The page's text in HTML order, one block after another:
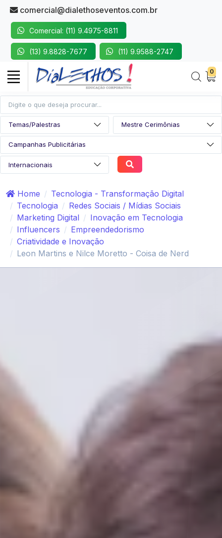
comercial@dialethoseventos.com.br
Comercial: (11) 9.4975-8811
(13) 9.8828-7677 (11) 9.9588-2747
0
Home
Tecnologia - Transformação Digital
Tecnologia
Redes Sociais / Mídias Sociais
Marketing Digital
Inovação em Tecnologia
Influencers
Empreendedorismo
Criatividade e Inovação
Leon Martins e Nilce Moretto - Coisa de Nerd